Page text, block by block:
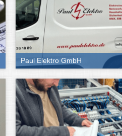
Paul Elektro GmbH